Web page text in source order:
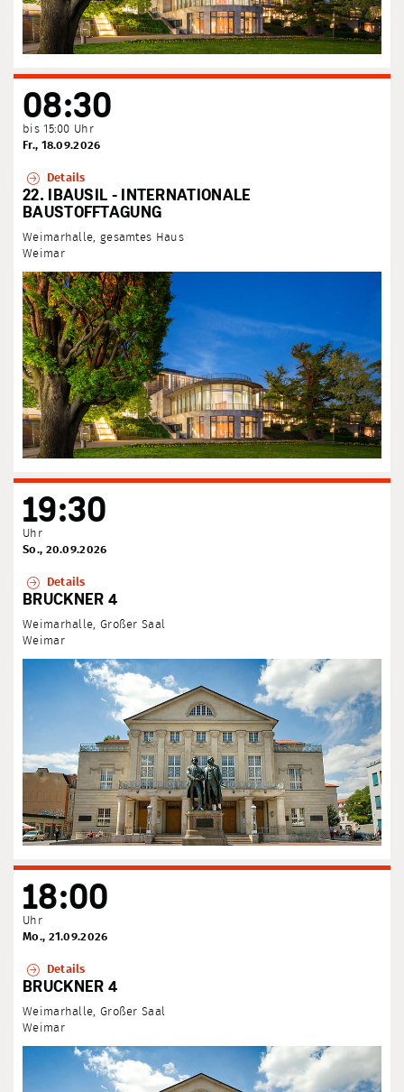
08:30
bis 15:00 Uhr
Fr., 18.09.2026
Details
22. IBAUSIL - INTERNATIONALE
BAUSTOFFTAGUNG
Weimarhalle, gesamtes Haus
Weimar
19:30
Uhr
So., 20.09.2026
Details
BRUCKNER 4
Weimarhalle, Großer Saal
Weimar
18:00
Uhr
Mo., 21.09.2026
Details
BRUCKNER 4
Weimarhalle, Großer Saal
Weimar